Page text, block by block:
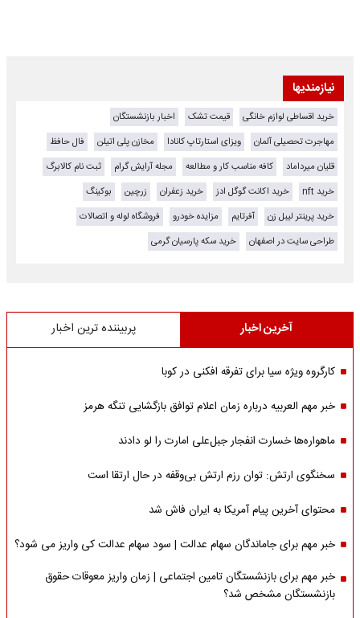
نیازمندیها
خرید اقساطی لوازم خانگی قیمت تشک
اخبار بازنشستگان
مهاجرت تحصیلی آلمان
ویزای استارتاپ کانادا مخازن پلی اتیلن
فال حافظ
قلیان میرداماد
کافه مناسب کار و مطالعه مجله آرایش گرام
ثبت نام کالابرگ
خرید nft
خرید اکانت گوگل ادز خرید زعفران زرچین
بوکینگ
خرید پرینتر لیبل زن
آفرتایم مزایده خودرو
فروشگاه لوله و اتصالات
طراحی سایت در اصفهان
خرید سکه پارسیان گرمی
آخرین اخبار پربیننده ترین اخبار
کارگروه ویژه سیا برای تفرقه افکنی در کوبا
خبر مهم العربیه درباره زمان اعلام توافق بازگشایی تنگه هرمز
ماهواره‌‌ها خسارت انفجار جبل‌علی امارت را لو دادند
سخنگوی ارتش: توان رزم ارتش بی‌وقفه در حال ارتقا است
محتوای آخرین پیام آمریکا به ایران فاش شد
خبر مهم برای جاماندگان سهام عدالت | سود سهام عدالت کی واریز می شود؟
خبر مهم برای بازنشستگان تامین اجتماعی | زمان واریز معوقات حقوق
بازنشستگان مشخص شد؟